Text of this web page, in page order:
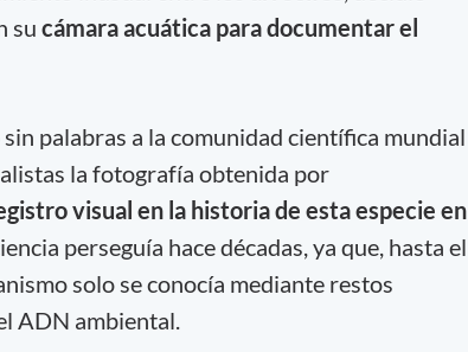
su cámara acuática para documentar el
palabras a la comunidad científica mundial
la fotografía obtenida por
visual en la historia de esta especie en
perseguía hace décadas, ya que, hasta el
solo se conocía mediante restos
ADN ambiental.